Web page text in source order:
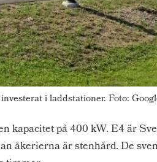
i laddstationer. Foto:
kapacitet på 400 kW. E4 är
åkerierna är stenhård. De